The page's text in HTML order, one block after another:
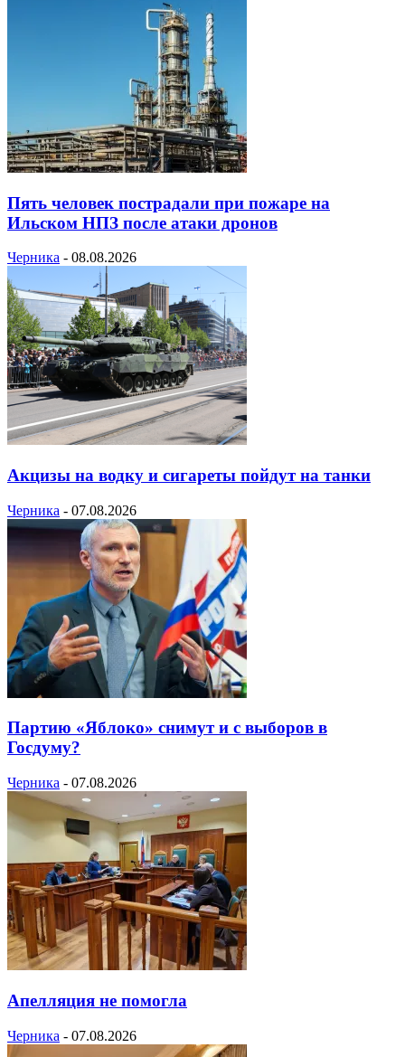
Пять человек пострадали при пожаре на
Ильском НПЗ после атаки дронов
Черника - 08.08.2026
Акцизы на водку и сигареты пойдут на танки
Черника - 07.08.2026
Партию «Яблоко» снимут и с выборов в
Госдуму?
Черника - 07.08.2026
Апелляция не помогла
Черника - 07.08.2026